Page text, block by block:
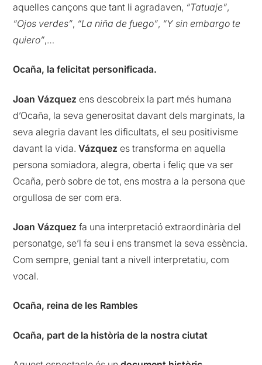
aquelles cançons que tant li agradaven, “Tatuaje”,
“Ojos verdes”, “La niña de fuego”, “Y sin embargo te
quiero”,…
Ocaña, la felicitat personificada.
Joan Vázquez ens descobreix la part més humana
d’Ocaña, la seva generositat davant dels marginats, la
seva alegria davant les dificultats, el seu positivisme
davant la vida.Vázquezes transforma en aquella
persona somiadora, alegra, oberta i feliç que va ser
Ocaña, però sobre de tot, ens mostra a la persona que
orgullosa de ser com era.
Joan Vázquez fa una interpretació extraordinària del
personatge, se’l fa seu i ens transmet la seva essència.
Com sempre, genial tant a nivell interpretatiu, com
vocal.
Ocaña, reina de les Rambles
Ocaña, part de la història de la nostra ciutat